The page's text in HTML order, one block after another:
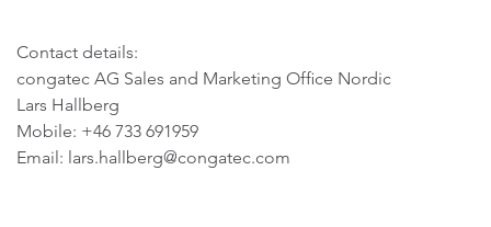
Contact details:
congatec AG Sales and Marketing Office Nordic
Lars Hallberg
Mobile: +46 733 691959
Email: lars.hallberg@congatec.com